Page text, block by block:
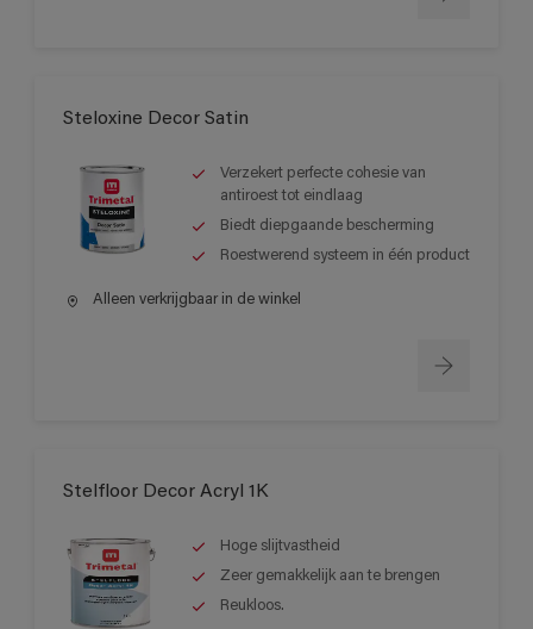
Steloxine Decor Satin
Verzekert perfecte cohesie van
antiroest tot eindlaag
Biedt diepgaande bescherming
Roestwerend systeem in één product
Alleen verkrijgbaar in de winkel
Stelfloor Decor Acryl 1K
Hoge slijtvastheid
Zeer gemakkelijk aan te brengen
Reukloos.